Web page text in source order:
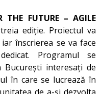
THE FUTURE – AGILE
ediție. Proiectul va
iar înscrierea se va face
Programul se
București interesați de
în care se lucrează în
de a-și dezvolta